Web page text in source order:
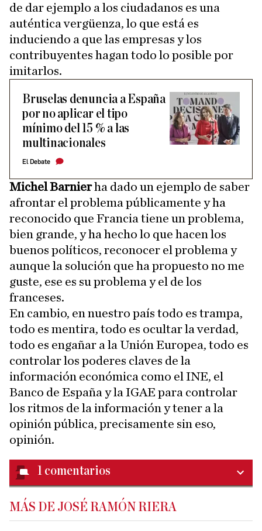
de dar ejemplo a los ciudadanos es una
auténtica vergüenza, lo que está es
induciendo a que las empresas y los
contribuyentes hagan todo lo posible por
imitarlos.
Bruselas denuncia a España
por no aplicar el tipo
mínimo del 15 % a las
multinacionales
El Debate
Michel Barnierha dado un ejemplo de saber
afrontar el problema públicamente y ha
reconocido que Francia tiene un problema,
bien grande, y ha hecho lo que hacen los
buenos políticos, reconocer el problema y
aunque la solución que ha propuesto no me
guste, ese es su problema y el de los
franceses.
En cambio, en nuestro país todo es trampa,
todo es mentira, todo es ocultar la verdad,
todo es engañar a la Unión Europea, todo es
controlar los poderes claves de la
información económica como el INE, el
Banco de España y la IGAE para controlar
los ritmos de la información y tener a la
opinión pública, precisamente sin eso,
opinión.
1 comentarios
MÁS DE JOSÉ RAMÓN RIERA